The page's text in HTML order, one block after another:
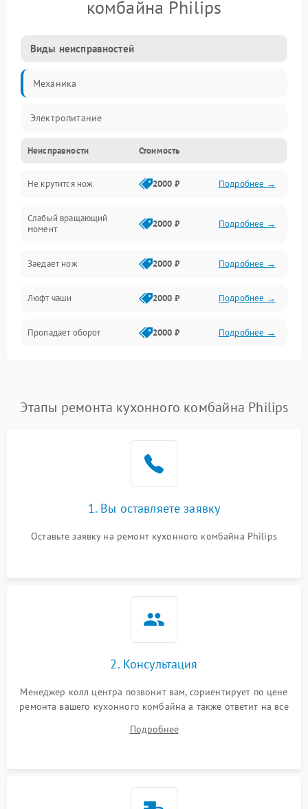
комбайна Philips
Виды неисправностей
Механика
Электропитание
Неисправности Стоимость
Не крутится нож 2000 ₽ Подробнее →
Слабый вращающий
момент
2000 ₽ Подробнее →
Заедает нож 2000 ₽ Подробнее →
Люфт чаши 2000 ₽ Подробнее →
Пропадает оборот 2000 ₽ Подробнее →
Этапы ремонта кухонного комбайна Philips
1. Вы оставляете заявку
Оставьте заявку на ремонт кухонного комбайна Philips
2. Консультация
Менеджер колл центра позвонит вам, сориентирует по цене
ремонта вашего кухонного комбайна а также ответит на все
Подробнее